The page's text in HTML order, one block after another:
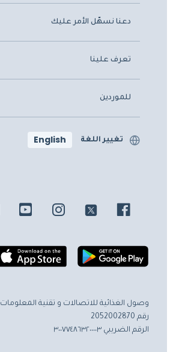
دعنا نسهّل الأمر عليك
تعرف علينا
للموردين
تغيير اللغة English
وصول الغذائية للاتصالات و تقنية المعلومات
رقم 2052002870
الرقم الضريبي ٣٠٠٧٧٤٨٦٣٢٠٠٠٠٣